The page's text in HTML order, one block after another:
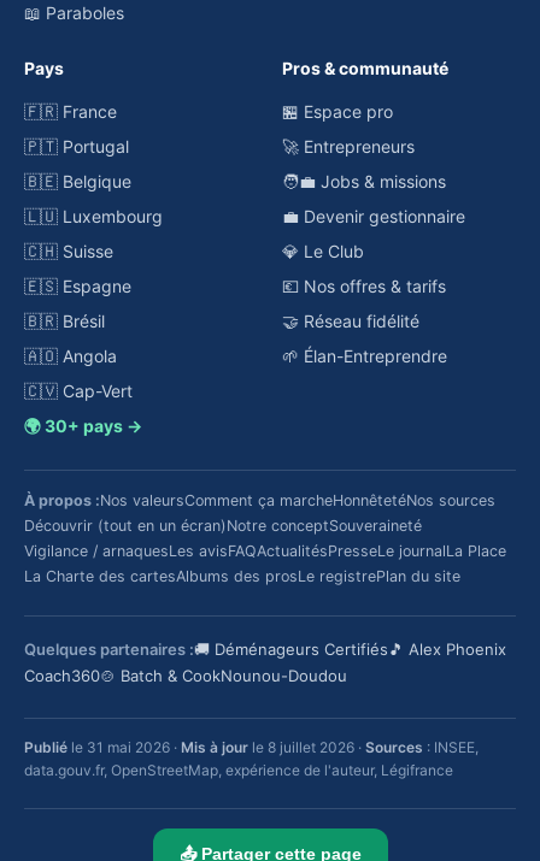
📖 Paraboles
Pays
🇫🇷 France
🇵🇹 Portugal
🇧🇪 Belgique
🇱🇺 Luxembourg
🇨🇭 Suisse
🇪🇸 Espagne
🇧🇷 Brésil
🇦🇴 Angola
🇨🇻 Cap-Vert
🌍 30+ pays →
Pros & communauté
🏪 Espace pro
🚀 Entrepreneurs
🧑‍💼 Jobs & missions
💼 Devenir gestionnaire
💎 Le Club
💶 Nos offres & tarifs
🤝 Réseau fidélité
🌱 Élan-Entreprendre
À propos :Nos valeursComment ça marcheHonnêtetéNos sources
Découvrir (tout en un écran) Notre conceptSouveraineté
Vigilance / arnaquesLes avisFAQActualitésPresseLe journalLa Place
La Charte des cartesAlbums des prosLe registrePlan du site
Quelques partenaires :🚚 Déménageurs Certifiés🎵 Alex Phoenix
Coach360🍲 Batch & CookNounou-Doudou
Publié le 31 mai 2026 · Mis à jour le 8 juillet 2026 · Sources : INSEE,
data.gouv.fr, OpenStreetMap, expérience de l'auteur, Légifrance
📤 Partager cette page